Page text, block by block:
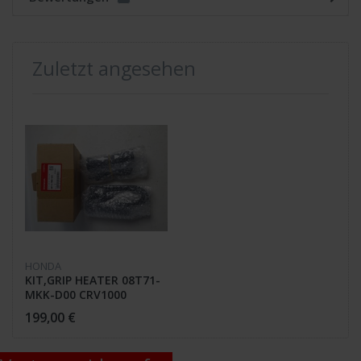
Zuletzt angesehen
HONDA
KIT,GRIP HEATER 08T71-
MKK-D00 CRV1000
ADV750
199,00 €